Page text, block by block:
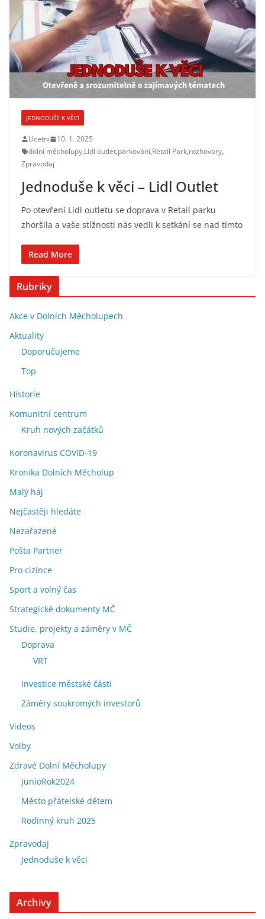
JEDNODUŠE K VĚCI
Ucetni
10. 1. 2025
dolní měcholupy,Lidl outlet,parkování,Retail Park,rozhovory,
Zpravodaj
Jednoduše k věci – Lidl Outlet
Po otevření Lidl outletu se doprava v Retail parku
zhoršila a vaše stížnosti nás vedli k setkání se nad tímto
Read More
Rubriky
Akce v Dolních Měcholupech
Aktuality
Doporučujeme
Top
Historie
Komunitní centrum
Kruh nových začátků
Koronavirus COVID-19
Kronika Dolních Měcholup
Malý háj
Nejčastěji hledáte
Nezařazené
Pošta Partner
Pro cizince
Sport a volný čas
Strategické dokumenty MČ
Studie, projekty a záměry v MČ
Doprava
VRT
Investice městské části
Záměry soukromých investorů
Videos
Volby
Zdravé Dolní Měcholupy
JunioRok2024
Město přátelské dětem
Rodinný kruh 2025
Zpravodaj
Jednoduše k věci
Archivy